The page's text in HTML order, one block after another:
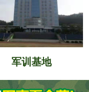
军训基地